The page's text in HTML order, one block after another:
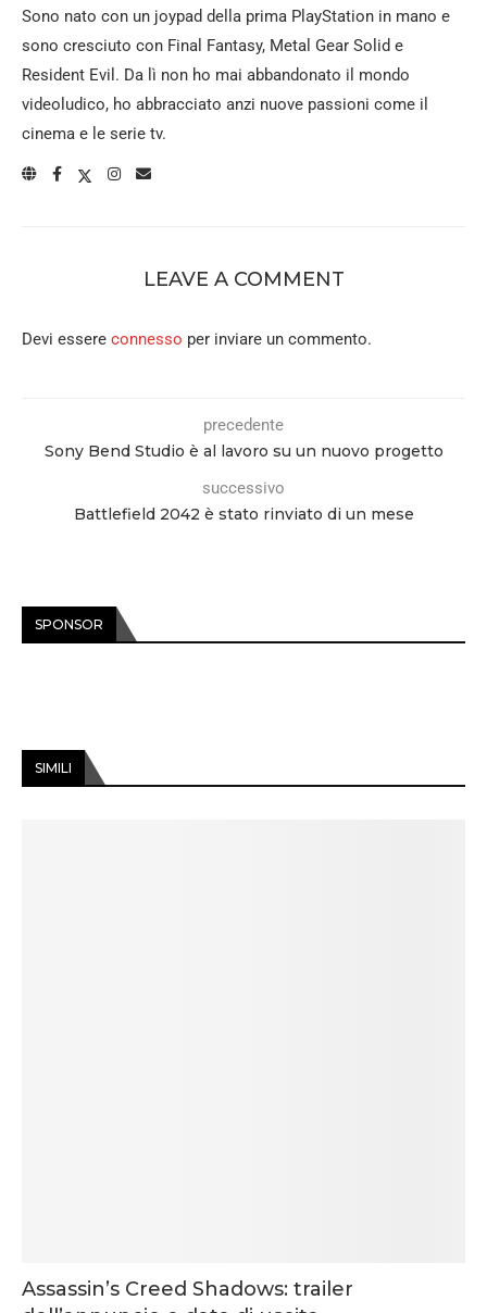
Sono nato con un joypad della prima PlayStation in mano e
sono cresciuto con Final Fantasy, Metal Gear Solid e
Resident Evil. Da lì non ho mai abbandonato il mondo
videoludico, ho abbracciato anzi nuove passioni come il
cinema e le serie tv.
LEAVE A COMMENT
Devi essere connesso per inviare un commento.
precedente
Sony Bend Studio è al lavoro su un nuovo progetto
successivo
Battlefield 2042 è stato rinviato di un mese
SPONSOR
SIMILI
Assassin’s Creed Shadows: trailer